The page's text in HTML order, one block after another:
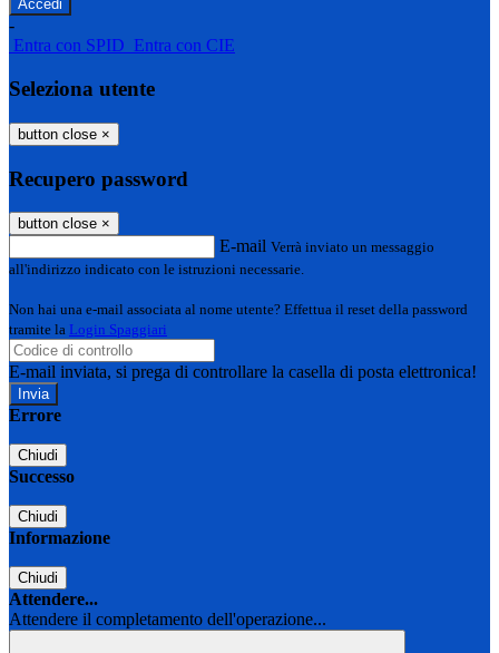
-
Entra con SPID Entra con CIE
Seleziona utente
button close ×
Recupero password
button close ×
E-mail Verrà inviato un messaggio
all'indirizzo indicato con le istruzioni necessarie.
Non hai una e-mail associata al nome utente? Effettua il reset della password
tramite la Login Spaggiari
E-mail inviata, si prega di controllare la casella di posta elettronica!
Errore
Chiudi
Successo
Chiudi
Informazione
Chiudi
Attendere...
Attendere il completamento dell'operazione...